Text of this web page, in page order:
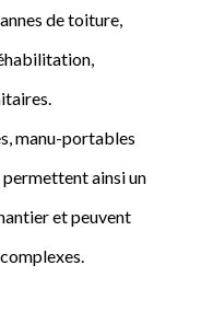
de toiture,
manu-portables
ainsi un
et peuvent